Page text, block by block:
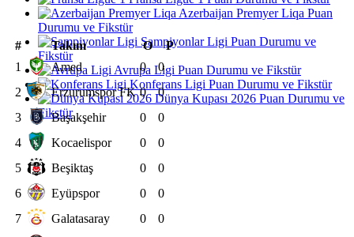
Azerbaijan Premyer Liqa Puan
Durumu ve Fikstür
Şampiyonlar Ligi Puan Durumu ve
Fikstür
Avrupa Ligi Puan Durumu ve Fikstür
Konferans Ligi Puan Durumu ve Fikstür
Dünya Kupası 2026 Puan Durumu ve
Fikstür
# Takım O
P
1
Amed 0
0
2
Erzurumspor FK 0
0
3
Başakşehir 0
0
4
Kocaelispor 0
0
5
Beşiktaş 0
0
6
Eyüpspor 0
0
7
Galatasaray 0
0